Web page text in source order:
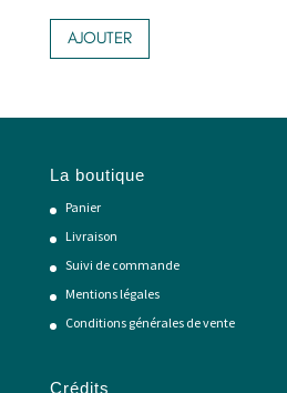
AJOUTER
La boutique
Panier
Livraison
Suivi de commande
Mentions légales
Conditions générales de vente
Crédits